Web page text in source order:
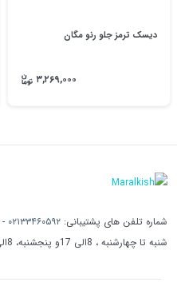
دیسک ترمز جلو رنو مگان
۳,۲۶۹,۰۰۰
شماره تلفن های پشتیبانی: ۰۲۱۳۳۴۶۰۵۹۲ -
شنبه تا چهارشنبه ، 8الی 17و پنجشنبه، 8الی 14 میزبان صدای گرمتان هستیم